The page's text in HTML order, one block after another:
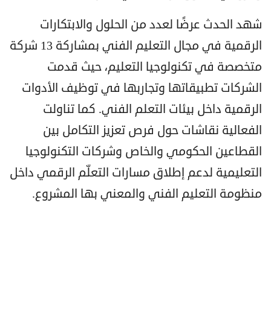
شهد الحدث عرضًا لعدد من الحلول والابتكارات
الرقمية في مجال التعليم الفني بمشاركة 13 شركة
متخصصة في تكنولوجيا التعليم، حيث قدمت
الشركات تطبيقاتها وتجاربها في توظيف الأدوات
الرقمية داخل بيئات التعلم الفني. كما تناولت
الفعالية نقاشات حول فرص تعزيز التكامل بين
القطاعين الحكومي والخاص وشركات التكنولوجيا
التعليمية لدعم إطلاق مسارات التعلّم الرقمي داخل
منظومة التعليم الفني والمعني بها المشروع.